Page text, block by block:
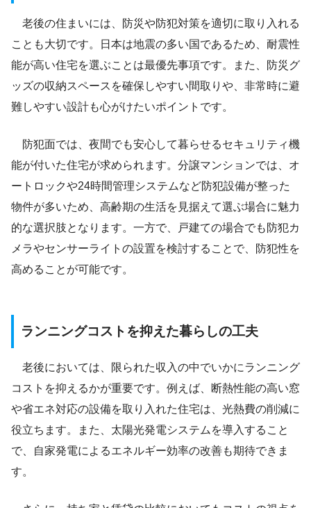
老後の住まいには、防災や防犯対策を適切に取り入れる
ことも大切です。日本は地震の多い国であるため、耐震性
能が高い住宅を選ぶことは最優先事項です。また、防災グ
ッズの収納スペースを確保しやすい間取りや、非常時に避
難しやすい設計も心がけたいポイントです。
防犯面では、夜間でも安心して暮らせるセキュリティ機
能が付いた住宅が求められます。分譲マンションでは、オ
ートロックや24時間管理システムなど防犯設備が整った
物件が多いため、高齢期の生活を見据えて選ぶ場合に魅力
的な選択肢となります。一方で、戸建ての場合でも防犯カ
メラやセンサーライトの設置を検討することで、防犯性を
高めることが可能です。
ランニングコストを抑えた暮らしの工夫
老後においては、限られた収入の中でいかにランニング
コストを抑えるかが重要です。例えば、断熱性能の高い窓
や省エネ対応の設備を取り入れた住宅は、光熱費の削減に
役立ちます。また、太陽光発電システムを導入すること
で、自家発電によるエネルギー効率の改善も期待できま
す。